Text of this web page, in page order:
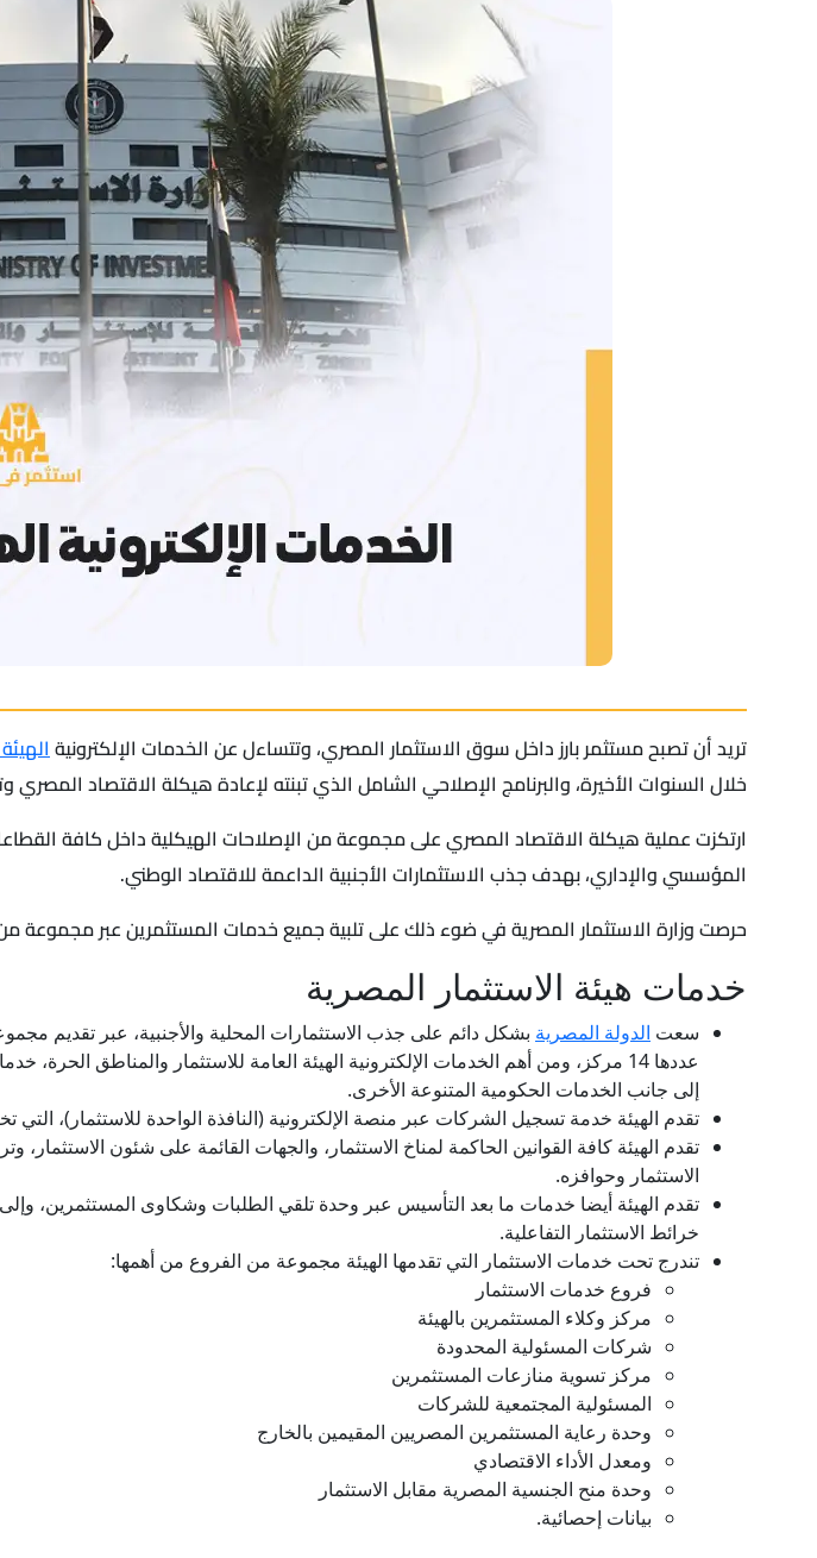
تريد أن تصبح مستثمر بارز داخل سوق الاستثمار المصري، وتتساءل عن الخدمات الإلكترونية
خلال السنوات الأخيرة، والبرنامج الإصلاحي الشامل الذي تبنته لإعادة هيكلة الاقتصاد المصري
ارتكزت عملية هيكلة الاقتصاد المصري على مجموعة من الإصلاحات الهيكلية داخل كافة
المؤسسي والإداري، بهدف جذب الاستثمارات الأجنبية الداعمة للاقتصاد الوطني.
حرصت وزارة الاستثمار المصرية في ضوء ذلك على تلبية جميع خدمات المستثمرين عبر مجموعة من
خدمات هيئة الاستثمار المصرية
سعت الدولة المصرية بشكل دائم على جذب الاستثمارات المحلية والأجنبية، عبر تقديم
عددها 14 مركز، ومن أهم الخدمات الإلكترونية الهيئة العامة للاستثمار والمناطق
إلى جانب الخدمات الحكومية المتنوعة الأخرى.
تقدم الهيئة خدمة تسجيل الشركات عبر منصة الإلكترونية (النافذة الواحدة للاستثمار)،
تقدم الهيئة كافة القوانين الحاكمة لمناخ الاستثمار، والجهات القائمة على شئون
الاستثمار وحوافزه.
تقدم الهيئة أيضا خدمات ما بعد التأسيس عبر وحدة تلقي الطلبات وشكاوى المستثمرين،
خرائط الاستثمار التفاعلية.
تندرج تحت خدمات الاستثمار التي تقدمها الهيئة مجموعة من الفروع من أهمها:
فروع خدمات الاستثمار
مركز وكلاء المستثمرين بالهيئة
شركات المسئولية المحدودة
مركز تسوية منازعات المستثمرين
المسئولية المجتمعية للشركات
وحدة رعاية المستثمرين المصريين المقيمين بالخارج
ومعدل الأداء الاقتصادي
وحدة منح الجنسية المصرية مقابل الاستثمار
بيانات إحصائية.